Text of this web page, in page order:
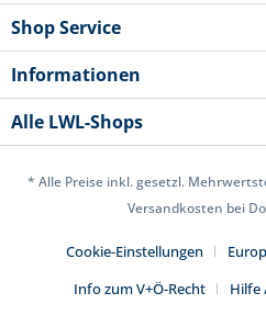
Shop Service
Informationen
Alle LWL-Shops
* Alle Preise inkl. gesetzl.
Versandkosten bei
Cookie-Einstellungen
Info zum V+Ö-Recht
Hilfe